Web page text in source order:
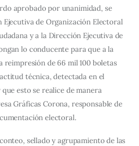
aprobado por unanimidad, se
Ejecutiva de Organización Electoral
y a la Dirección Ejecutiva de
lo conducente para que a la
reimpresión de 66 mil 100 boletas
técnica, detectada en el
esto se realice de manera
Gráficas Corona, responsable de
electoral.
sellado y agrupamiento de las